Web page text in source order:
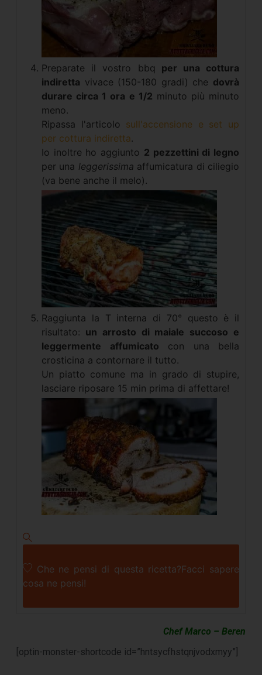
Preparate il vostro bbq per una cottura
indiretta vivace (150-180 gradi) che dovrà
durare circa 1 ora e 1/2 minuto più minuto
meno.
Ripassa l'articolo sull'accensione e set up
per cottura indiretta.
Io inoltre ho aggiunto 2 pezzettini di legno
per una leggerissima affumicatura di ciliegio
(va bene anche il melo).
Raggiunta la T interna di 70° questo è il
risultato: un arrosto di maiale succoso e
leggermente affumicato con una bella
crosticina a contornare il tutto.
Un piatto comune ma in grado di stupire,
lasciare riposare 15 min prima di affettare!
Che ne pensi di questa ricetta?Facci sapere
cosa ne pensi!
Chef Marco – Beren
[optin-monster-shortcode id=”hntsycfhstqnjvodxmyy”]